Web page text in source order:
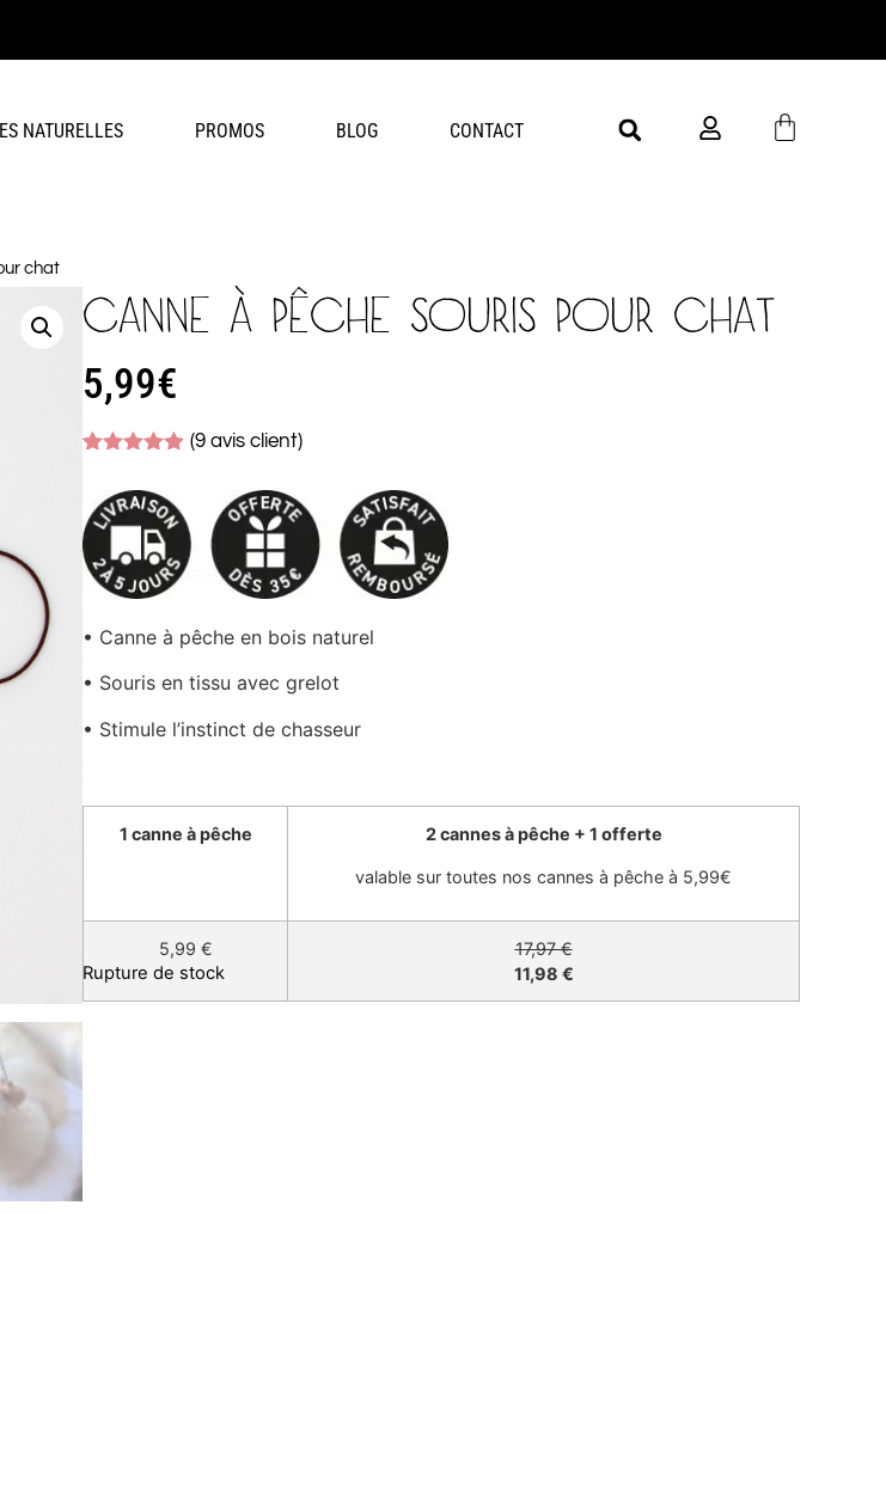
NATURELLES PROMOS BLOG CONTACT
chat
CANNE À PÊCHE SOURIS POUR CHAT
5,99€
sur 5
basé sur
notations
client
(9 avis client)
• Canne à pêche en bois naturel
• Souris en tissu avec grelot
• Stimule l’instinct de chasseur
1 canne à pêche 2 cannes à pêche + 1 offerte
valable sur toutes nos cannes à pêche à 5,99€
5,99 €
17,97 €
11,98 €
Rupture de stock